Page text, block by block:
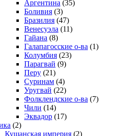
Аргентина (35)
Боливия (3)
Бразилия (47)
Венесуэла (11)
Гайана (8)
Галапагосские о-ва (1)
Колумбия (23)
Парагвай (9)
Перу (21)
Суринам (4)
Уругвай (22)
Фолклендские о-ва (7)
Чили (14)
Эквадор (17)
(2)
Кушанская империя (2)